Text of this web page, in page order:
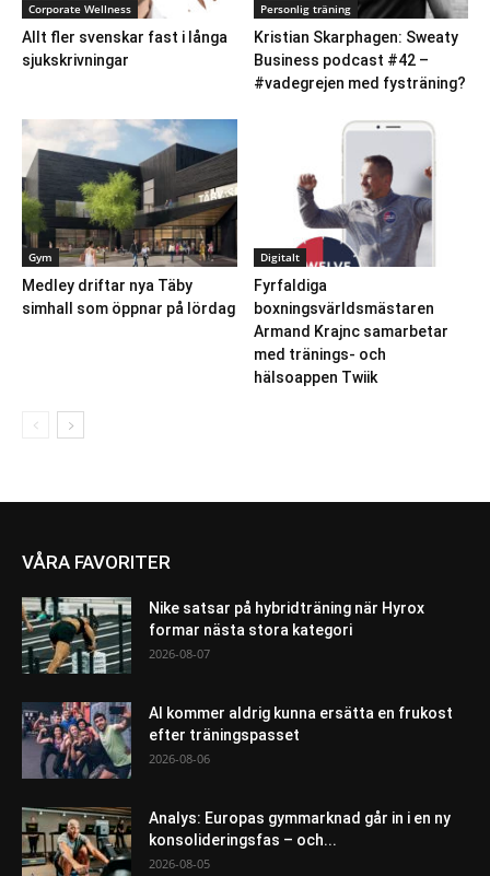
Corporate Wellness
Allt fler svenskar fast i långa
sjukskrivningar
Personlig träning
Kristian Skarphagen: Sweaty
Business podcast #42 –
#vadegrejen med fysträning?
Gym
Medley driftar nya Täby
simhall som öppnar på lördag
Digitalt
Fyrfaldiga
boxningsvärldsmästaren
Armand Krajnc samarbetar
med tränings- och
hälsoappen Twiik
VÅRA FAVORITER
Nike satsar på hybridträning när Hyrox
formar nästa stora kategori
2026-08-07
AI kommer aldrig kunna ersätta en frukost
efter träningspasset
2026-08-06
Analys: Europas gymmarknad går in i en ny
konsolideringsfas – och...
2026-08-05